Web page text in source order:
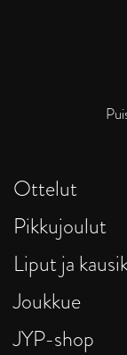
Ottelut
Pikkujoulut
Liput ja
Joukkue
JYP-shop